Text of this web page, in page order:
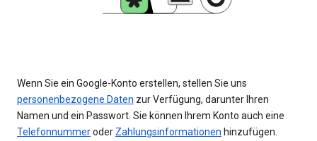
Wenn Sie ein Google-Konto erstellen, stellen Sie uns
personenbezogene Daten zur Verfügung, darunter Ihren
Namen und ein Passwort. Sie können Ihrem Konto auch eine
Telefonnummeroder Zahlungsinformationen hinzufügen.